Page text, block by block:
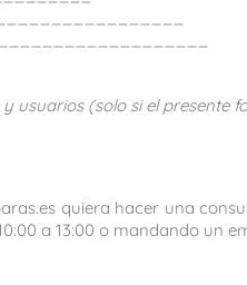
usuarios (solo si el presente
quiera hacer una
a 13:00 o mandando un